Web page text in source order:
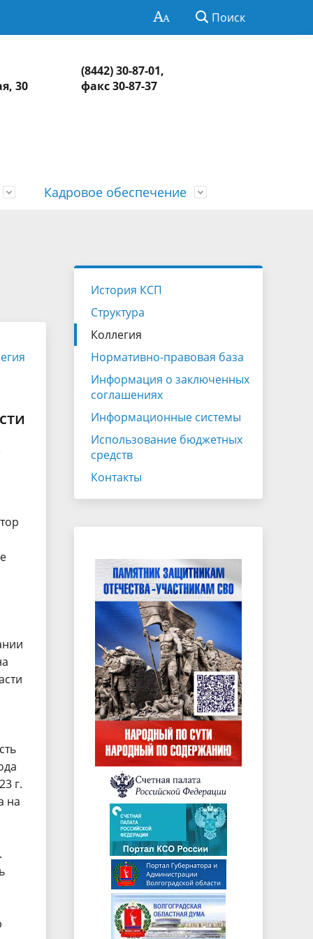
Поиск
30
(8442) 30-87-01,
факс 30-87-37
Контакты
экспертно-аналитических
мероприятиях
Экспертно-консультативный совет
Законотворчество
о результатах рассмотрения
обращений и принятых мерах
Кадровое обеспечение
г.
на
История КСП
Структура
Коллегия
Нормативно-правовая база
Информация о заключенных
соглашениях
Информационные системы
Использование бюджетных
средств
Контакты